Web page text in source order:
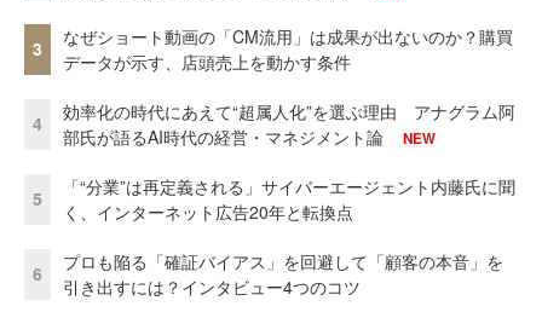
3
なぜショート動画の「CM流用」は成果が出ないのか？購買
データが示す、店頭売上を動かす条件
4
効率化の時代にあえて“超属人化”を選ぶ理由 アナグラム阿
部氏が語るAI時代の経営・マネジメント論
NEW
5
「“分業”は再定義される」サイバーエージェント内藤氏に聞
く、インターネット広告20年と転換点
6
プロも陥る「確証バイアス」を回避して「顧客の本音」を
引き出すには？インタビュー4つのコツ